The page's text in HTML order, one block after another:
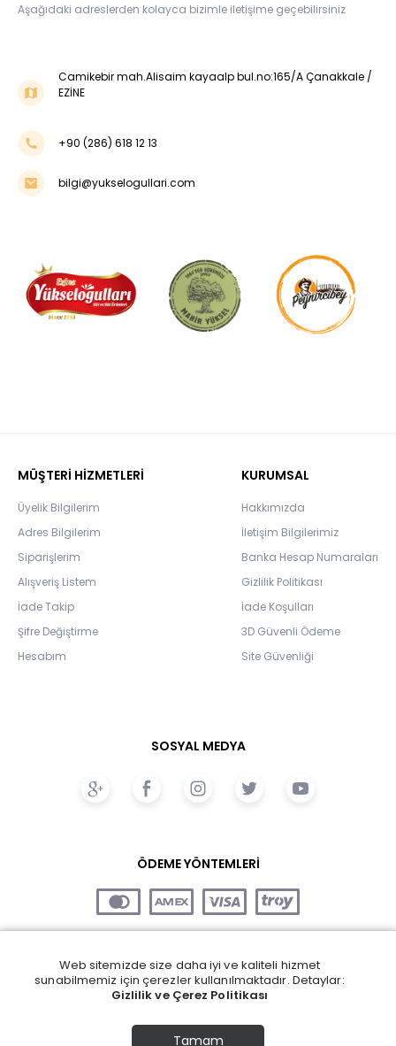
Aşağıdaki adreslerden kolayca bizimle iletişime geçebilirsiniz
Camikebir mah.Alisaim kayaalp bul.no:165/A Çanakkale /
EZİNE
+90 (286) 618 12 13
bilgi@yukselogullari.com
MÜŞTERİ HİZMETLERİ
Üyelik Bilgilerim
Adres Bilgilerim
Siparişlerim
Alışveriş Listem
İade Takip
Şifre Değiştirme
Hesabım
KURUMSAL
Hakkımızda
İletişim Bilgilerimiz
Banka Hesap Numaraları
Gizlilik Politikası
İade Koşulları
3D Güvenli Ödeme
Site Güvenliği
SOSYAL MEDYA
ÖDEME YÖNTEMLERİ
Web sitemizde size daha iyi ve kaliteli hizmet
sunabilmemiz için çerezler kullanılmaktadır. Detaylar:
Gizlilik ve Çerez Politikası
Tamam